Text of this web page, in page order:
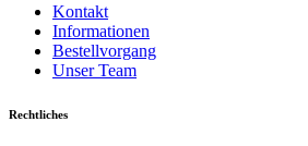
Kontakt
Informationen
Bestellvorgang
Unser Team
Rechtliches